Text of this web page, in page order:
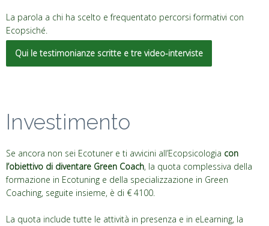
La parola a chi ha scelto e frequentato percorsi formativi con
Ecopsiché.
Qui le testimonianze scritte e tre video-interviste
Investimento
Se ancora non sei Ecotuner e ti avvicini all’Ecopsicologia con
l’obiettivo di diventare Green Coach, la quota complessiva della
formazione in Ecotuning e della specializzazione in Green
Coaching, seguite insieme, è di € 4100.
La quota include tutte le attività in presenza e in eLearning, la